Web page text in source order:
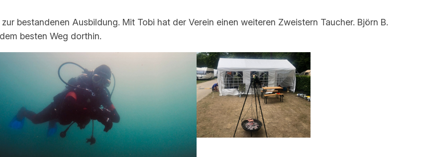
bestandenen Ausbildung. Mit Tobi hat der Verein einen weiteren Zweistern Taucher. Björn B.
besten Weg dorthin.